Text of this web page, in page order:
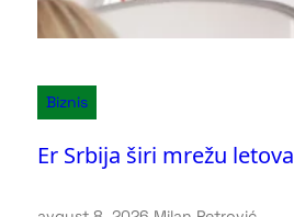
Biznis
Er Srbija širi mrežu letova